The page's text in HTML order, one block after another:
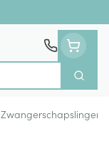
Zoek
Zwangerschapslingerie